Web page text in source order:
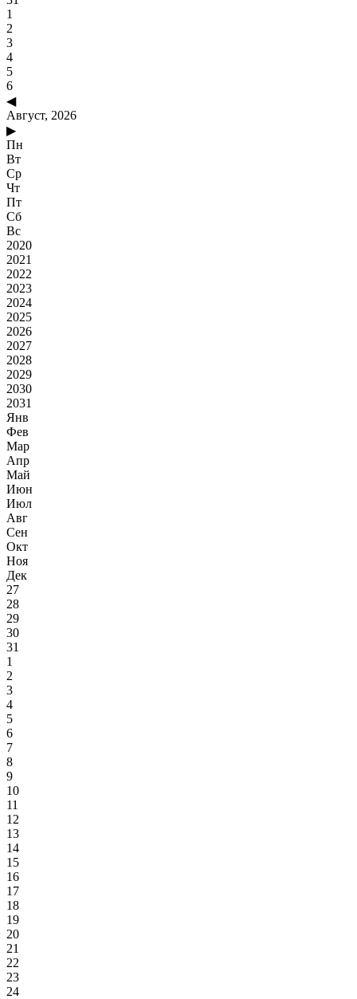
1
2
3
4
5
6
◀
Август, 2026
▶
Пн
Вт
Ср
Чт
Пт
Сб
Вс
2020
2021
2022
2023
2024
2025
2026
2027
2028
2029
2030
2031
Янв
Фев
Мар
Апр
Май
Июн
Июл
Авг
Сен
Окт
Ноя
Дек
27
28
29
30
31
1
2
3
4
5
6
7
8
9
10
11
12
13
14
15
16
17
18
19
20
21
22
23
24